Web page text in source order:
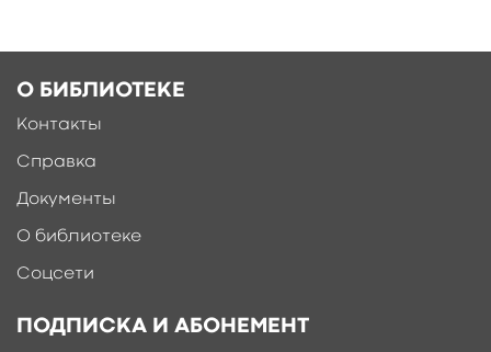
О БИБЛИОТЕКЕ
Контакты
Справка
Документы
О библиотеке
Соцсети
ПОДПИСКА И АБОНЕМЕНТ